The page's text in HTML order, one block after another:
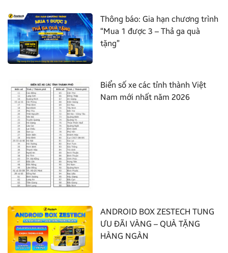
Thông báo: Gia hạn chương trình
“Mua 1 được 3 – Thả ga quà
tặng”
Biển số xe các tỉnh thành Việt
Nam mới nhất năm 2026
ANDROID BOX ZESTECH TUNG
ƯU ĐÃI VÀNG – QUÀ TẶNG
HÀNG NGÀN